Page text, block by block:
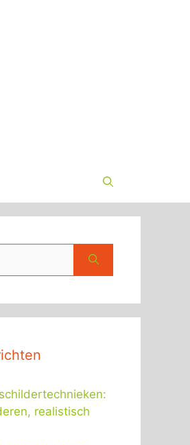
realistisch